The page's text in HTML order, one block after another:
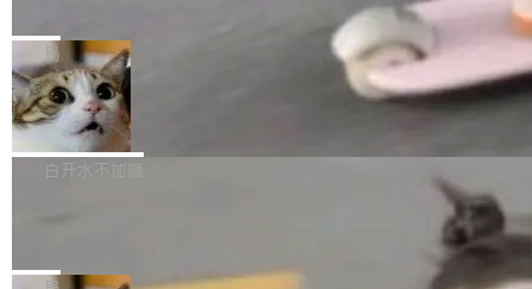
库的竞争和爆炸半径问题在设计层面就被消除
了。 闲置的 cell 会休眠到几乎不占资源。当 cel
l 迁移或唤醒时，新宿主从 S3 恢复 SQLite 数据
库继续执行。存储库是持久化的唯一真相...
Fold8 / Z Flip8）外，其余要么是中低端机器，
例如iQOO Z11i、REDMI Note 17、REDMI No
te 17 Pro、OPPO K15，要么是vivo X300 E这
样的次旗舰。 Galaxy Z Fold8 Ultra / Z Fold8 /
Z Flip8三款折叠屏新机均在7月22日发布，且全
部搭载骁龙8 Elite Gen5 for Galaxy，它们本该
Zed 编辑器团队发布了新项目——DeltaDB，一
个在 git commit 之间记录每一次编辑操作的版
本控制系统。目前处于 Early Access 阶段。 De
ltaDB 的核心思路直接写在 landing page 最显
眼的位置：「Software is made between com
mits」——软件是在 commit 之间写出来的。git
是把这段空隙补上。 回退到任何一次编辑：Delt
局
SpaceXAI 单季资本开支达 183 亿美元
根据风险投资人Tomer Tunguz 博客（VC 分
析）披露的最新分析与第二季度业绩报告，Spac
微软同期总资本开支的四成。 与亚马逊、Alpha
白开水不加糖
一个在终端里运行的编程 agent；Muse Spark